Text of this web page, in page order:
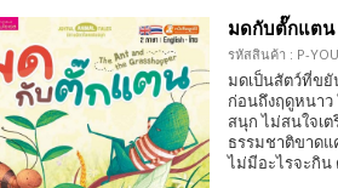
มดกับตั๊กแตน
รหัสสินค้า : P-
มดเป็นสัตว์ที่ขยั
ก่อนถึงฤดูหนาว
สนุก ไม่สนใจเ
ธรรมชาติขาด
ไม่มีอะไรจะกิน